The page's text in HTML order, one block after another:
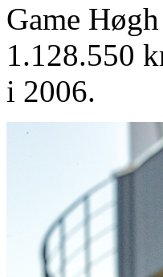
Game
1.128.550
i 2006.